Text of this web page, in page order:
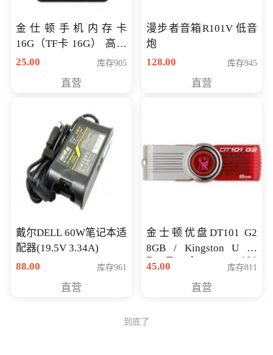
金仕顿手机内存卡
16G（TF卡 16G） 高速
卡 CLASS 10
25.00 库存905
直营
漫步者音箱R101V 低音
炮
128.00
库存945
直营
戴尔DELL 60W笔记本适
配器(19.5V 3.34A)
88.00
库存961
直营
金士顿优盘DT101 G2
8GB / Kingston U 盘
DataTraveler 101
Generati
45.00 库存811
直营
到底了